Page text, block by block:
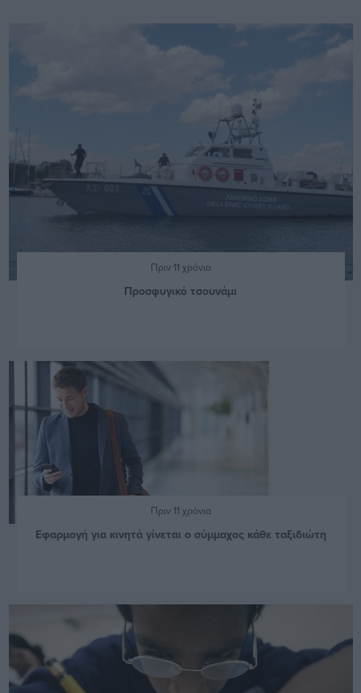
Πριν 11 χρόνια
Προσφυγικό τσουνάμι
Πριν 11 χρόνια
Εφαρμογή για κινητά γίνεται ο σύμμαχος κάθε ταξιδιώτη